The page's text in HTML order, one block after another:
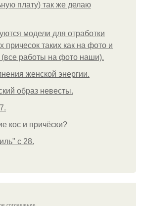
плату) так же делаю
модели для отработки
причесок таких как на фото и
работы на фото наши).
женской энергии.
образ невесты.
кос и причёски?
с 28.
соглашение